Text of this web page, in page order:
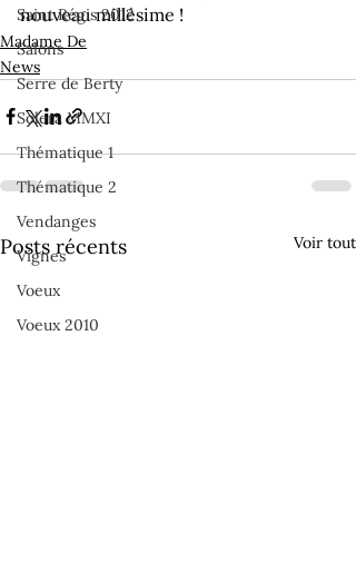
Saint Régis 2012
Salons
Serre de Berty
Solera MMXI
Thématique 1
Thématique 2
Vendanges
Vignes
Voeux
Voeux 2010
nouveau millésime !
Madame De
News
Posts récents Voir tout